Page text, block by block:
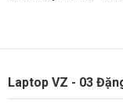
Laptop VZ - 03